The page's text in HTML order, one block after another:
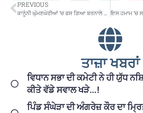
PREVIOUS
ਕਾਨੂੰਨੀ ਘੁੰਮਣਘੇਰੀਆਂ ‘ਚ ਫਸ ਗਿਆ ਬਰਨਾਲੇ ਦੇ ਵਿਕਾਸ ਦਾ ਮੁੱਦਾ…ਠੇਕੇਦਾਰ ਹਾਈਕੋਰਟ ਪੁੱਜੇ
ਤਾਜ਼ਾ ਖਬਰਾਂ
ਵਿਧਾਨ ਸਭਾ ਦੀ ਕਮੇਟੀ ਨੇ ਹੀ ਯੁੱਧ
ਕੀਤੇ ਵੱਡੇ ਸਵਾਲ ਖੜੇ…!
ਪਿੰਡ ਸੰਘੇੜਾ ਦੀ ਅੰਗਰੇਜ਼ ਕੌਰ ਦਾ